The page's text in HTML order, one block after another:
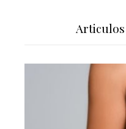
Articulos